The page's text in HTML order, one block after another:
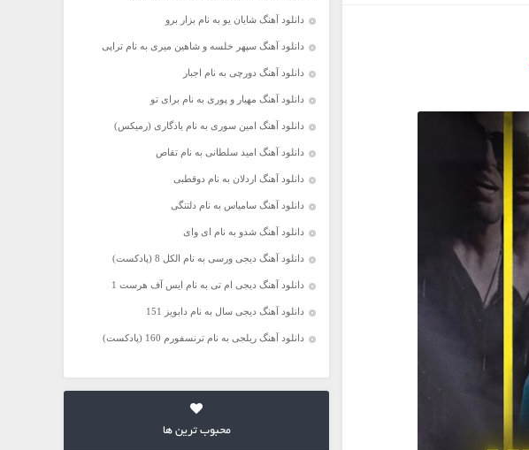
دانلود آهنگ شایان یو به نام بزار برو
دانلود آهنگ سپهر خلسه و شاهین میری به نام تراپی
دانلود آهنگ دورچی به نام اجبار
دانلود آهنگ مهیار و پوری به نام برای تو
دانلود آهنگ امین سوری به نام یادگاری (رمیکس)
دانلود آهنگ امید سلطانی به نام تقاص
دانلود آهنگ اردلان به نام دوقطبی
دانلود آهنگ سامیاس به نام دلتنگی
دانلود آهنگ شدو به نام ای وای
دانلود آهنگ دیجی ورسی به نام الکل 8 (پادکست)
دانلود آهنگ دیجی ام تی به نام ایس آف هرست 1
دانلود آهنگ دیجی سال به نام دابویز 151
دانلود آهنگ ریلجی به نام ترنسفورم 160 (پادکست)
محبوب ترین ها